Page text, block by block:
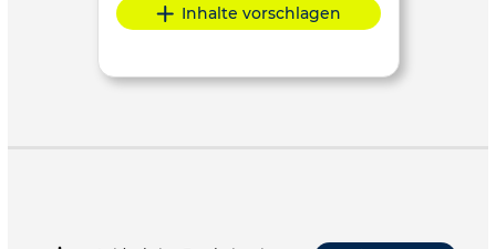
Inhalte vorschlagen